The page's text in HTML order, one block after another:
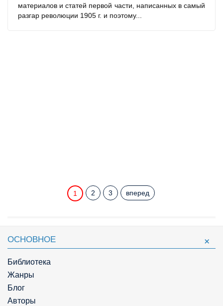
материалов и статей первой части, написанных в самый
разгар революции 1905 г. и поэтому...
1 2 3 вперед
ОСНОВНОЕ
Библиотека
Жанры
Блог
Авторы